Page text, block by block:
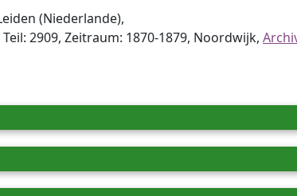
(Niederlande),
2909, Zeitraum: 1870-1879, Noordwijk,